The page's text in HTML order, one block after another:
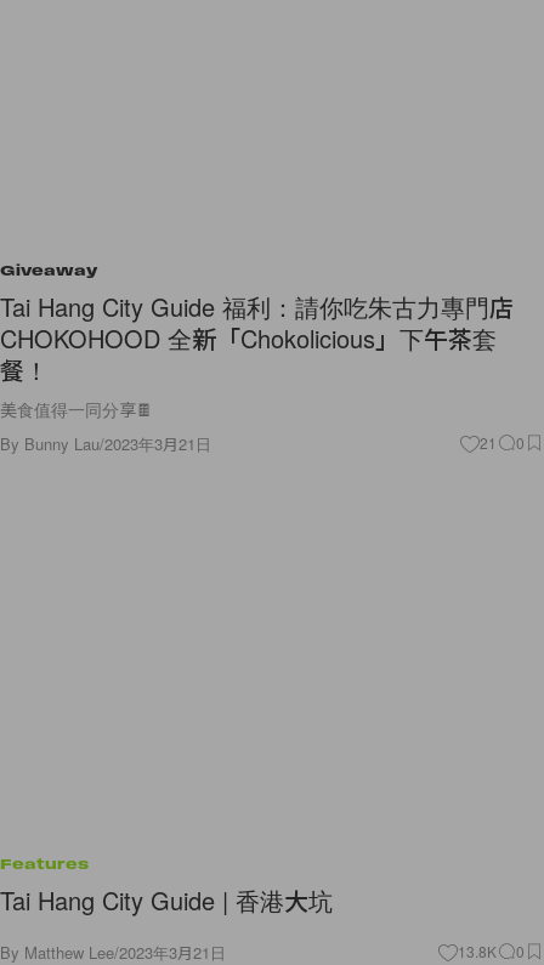
Giveaway
Tai Hang City Guide 福利：請你吃朱古力專門店
CHOKOHOOD 全新「Chokolicious」下午茶套
餐！
美食值得一同分享🍫
By Bunny Lau/2023年3月21日 21 0
Features
Tai Hang City Guide | 香港大坑
By Matthew Lee/2023年3月21日 13.8K 0